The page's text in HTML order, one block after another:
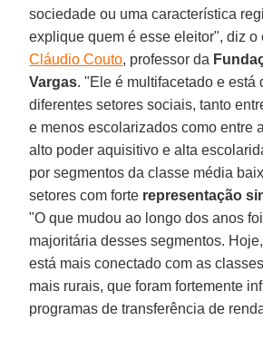
sociedade ou uma característica
explique quem é esse eleitor", diz o
Cláudio Couto, professor da
Vargas. "Ele é multifacetado e está
diferentes setores sociais, tanto
e menos escolarizados como entre
alto poder aquisitivo e alta
por segmentos da classe média
setores com forte representação
"O que mudou ao longo dos anos
majoritária desses segmentos.
está mais conectado com as
mais rurais, que foram fortemente
programas de transferência de